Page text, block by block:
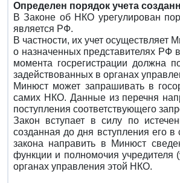
Определен порядок учета
В Законе об НКО урегулирован
является РФ.
В частности, их учет
о назначенных представителях РФ
момента госрегистрации должна
задействованных в органах
Минюст может запрашивать в
самих НКО. Данные из перечня
поступления соответствующего
Закон вступает в силу по
созданная до дня вступления его
закона направить в Минюст
функции и полномочия учредителя
органах управления этой НКО.